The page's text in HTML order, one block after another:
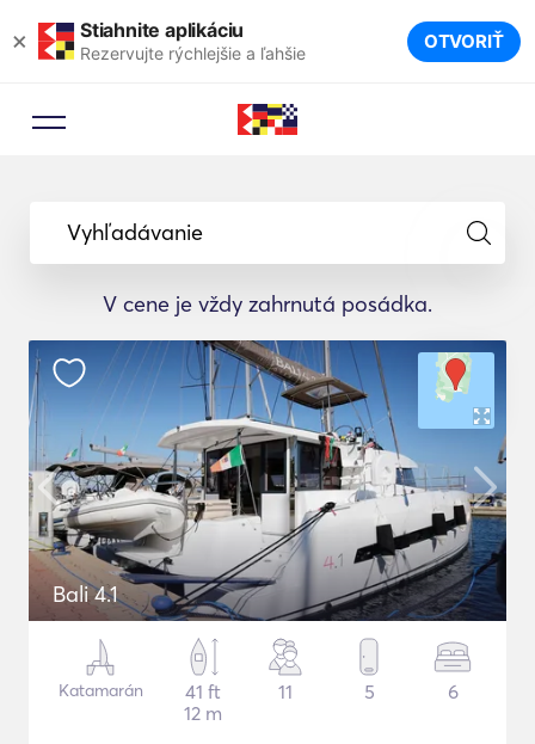
× Stiahnite aplikáciu
Rezervujte rýchlejšie a ľahšie OTVORIŤ
Vyhľadávanie
V cene je vždy zahrnutá posádka.
Bali 4.1
Katamarán
41 ft
12 m
11 5 6